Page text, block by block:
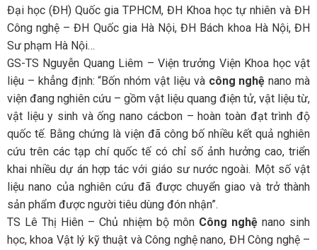
Đại học (ĐH) Quốc gia TPHCM, ĐH Khoa học tự nhiên và ĐH
Công nghệ – ĐH Quốc gia Hà Nội, ĐH Bách khoa Hà Nội, ĐH
Sư phạm Hà Nội…
GS-TS Nguyễn Quang Liêm – Viện trưởng Viện Khoa học vật
liệu – khẳng định: “Bốn nhóm vật liệu và công nghệ nano mà
viện đang nghiên cứu – gồm vật liệu quang điện tử, vật liệu từ,
vật liệu y sinh và ống nano cácbon – hoàn toàn đạt trình độ
quốc tế. Bằng chứng là viện đã công bố nhiều kết quả nghiên
cứu trên các tạp chí quốc tế có chỉ số ảnh hưởng cao, triển
khai nhiều dự án hợp tác với giáo sư nước ngoài. Một số vật
liệu nano của nghiên cứu đã được chuyển giao và trở thành
sản phẩm được người tiêu dùng đón nhận”.
TS Lê Thị Hiên – Chủ nhiệm bộ môn Công nghệnano sinh
học, khoa Vật lý kỹ thuật và Công nghệ nano, ĐH Công nghệ –